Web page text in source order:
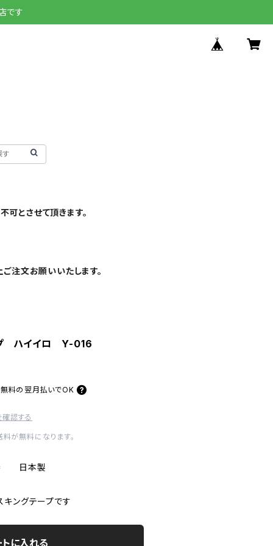
です
とさせて頂きます。
注文お願いいたします。
ハイイロ Y-016
料の 翌月払いでOK
認する
が無料になります。
巻 日本製
キングテープです
に入れる